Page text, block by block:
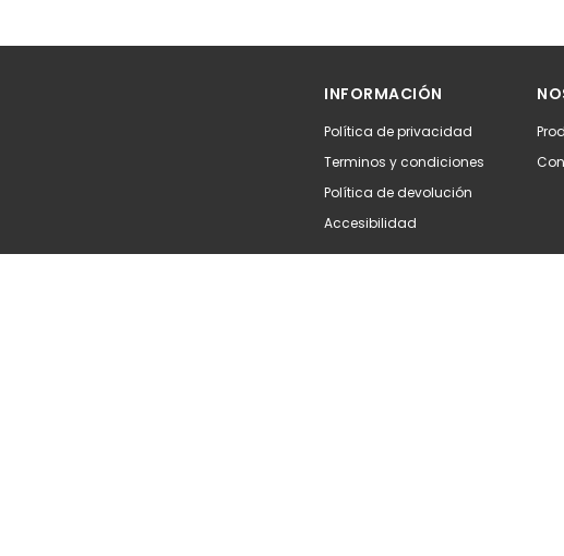
INFORMACIÓN
Política de privacidad
Terminos y condiciones
Política de devolución
Accesibilidad